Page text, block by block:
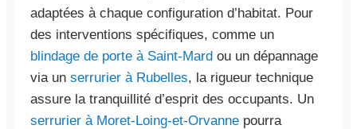
adaptées à chaque configuration d’habitat. Pour
des interventions spécifiques, comme un
blindage de porte à Saint-Mard ou un dépannage
via un serrurier à Rubelles, la rigueur technique
assure la tranquillité d’esprit des occupants. Un
serrurier à Moret-Loing-et-Orvanne pourra